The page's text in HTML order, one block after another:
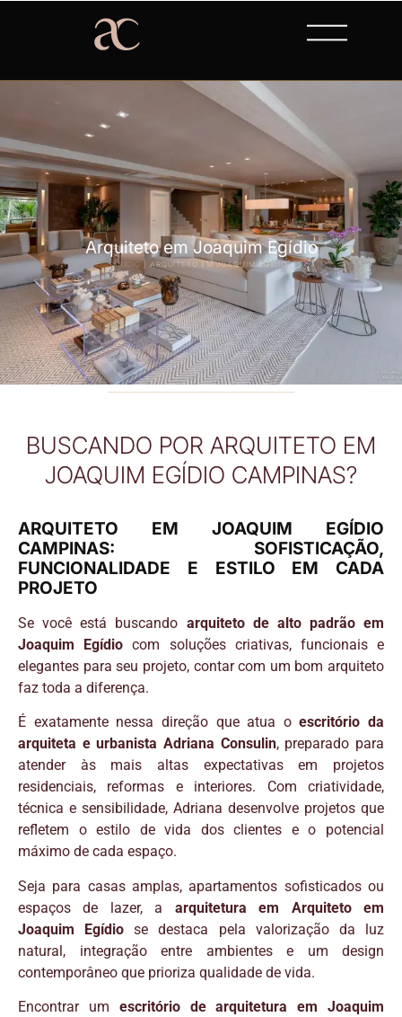
Arquiteto em Joaquim Egídio
INÍCIO| ARQUITETO EM JOAQUIM EGÍDIO
BUSCANDO POR ARQUITETO EM
JOAQUIM EGÍDIO CAMPINAS?
ARQUITETO EM JOAQUIM EGÍDIO
CAMPINAS: SOFISTICAÇÃO,
FUNCIONALIDADE E ESTILO EM CADA
PROJETO
Se você está buscando arquiteto de alto padrão em
Joaquim Egídio com soluções criativas, funcionais e
elegantes para seu projeto, contar com um bom arquiteto
faz toda a diferença.
É exatamente nessa direção que atua oescritório da
arquiteta e urbanista Adriana Consulin, preparado para
atender às mais altas expectativas em projetos
residenciais, reformas e interiores. Com criatividade,
técnica e sensibilidade, Adriana desenvolve projetos que
refletem o estilo de vida dos clientes e o potencial
máximo de cada espaço.
Seja para casas amplas, apartamentos sofisticados ou
espaços de lazer, a arquitetura em Arquiteto em
Joaquim Egídio se destaca pela valorização da luz
natural, integração entre ambientes e um design
contemporâneo que prioriza qualidade de vida.
Encontrar um escritório de arquitetura em Joaquim